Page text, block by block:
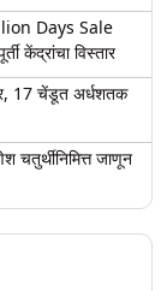
Days Sale
केंद्रांचा विस्तार
17 चेंडूत अर्धशतक
जाणून